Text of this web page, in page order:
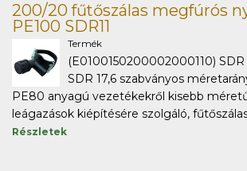
200/20 fűtőszálas megfúrós
PE100 SDR11
Termék
(E0100150200002000110) SDR
SDR 17,6 szabványos
PE80 anyagú vezetékekről kisebb
leágazások kiépítésére szolgáló,
Részletek